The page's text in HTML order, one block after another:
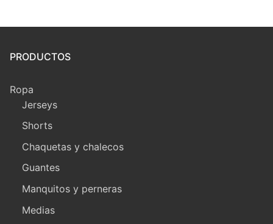
PRODUCTOS
Ropa
Jerseys
Shorts
Chaquetas y chalecos
Guantes
Manquitos y perneras
Medias